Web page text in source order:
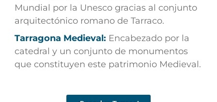
Mundial por la Unesco gracias al conjunto
arquitectónico romano de Tarraco.
Tarragona Medieval: Encabezado por la
catedral y un conjunto de monumentos
que constituyen este patrimonio Medieval.